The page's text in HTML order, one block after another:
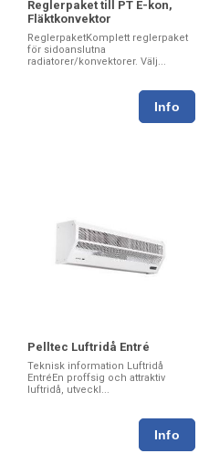
Reglerpaket till PT E-kon,
Fläktkonvektor
ReglerpaketKomplett reglerpaket
för sidoanslutna
radiatorer/konvektorer. Välj...
Pelltec Luftridå Entré
Teknisk information Luftridå
EntréEn proffsig och attraktiv
luftridå, utveckl...